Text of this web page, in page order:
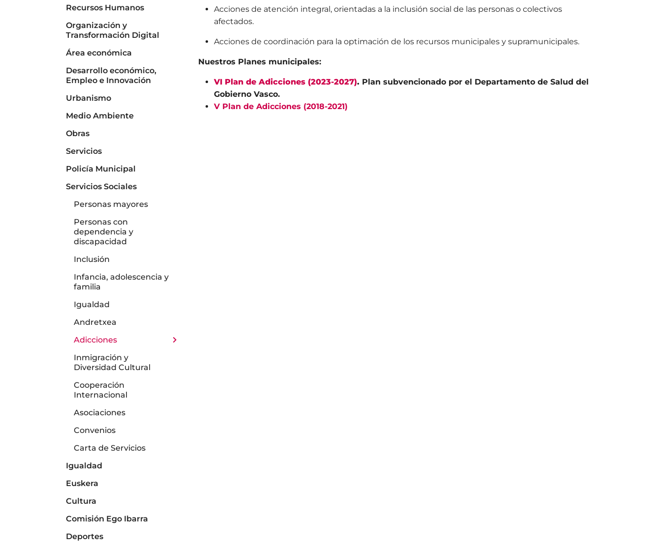
Acciones de atención integral, orientadas a la inclusión social de las personas o colectivos
afectados.
Acciones de coordinación para la optimación de los recursos municipales y supramunicipales.
Nuestros Planes municipales:
VI Plan de Adicciones (2023-2027). Plan subvencionado por el Departamento de Salud del
Gobierno Vasco.
V Plan de Adicciones (2018-2021)
Recursos Humanos
Organización y
Transformación Digital
Área económica
Desarrollo económico,
Empleo e Innovación
Urbanismo
Medio Ambiente
Obras
Servicios
Policía Municipal
Servicios Sociales
Personas mayores
Personas con
dependencia y
discapacidad
Inclusión
Infancia, adolescencia y
familia
Igualdad
Andretxea
Adicciones
Inmigración y
Diversidad Cultural
Cooperación
Internacional
Asociaciones
Convenios
Carta de Servicios
Igualdad
Euskera
Cultura
Comisión Ego Ibarra
Deportes